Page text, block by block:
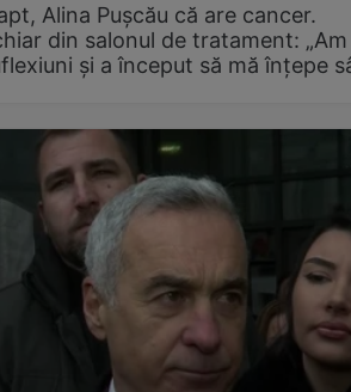
Alina Pușcău că are cancer.
din salonul de tratament:
și a început să mă înțepe